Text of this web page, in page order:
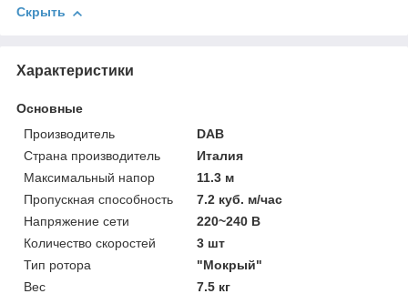
Скрыть
Характеристики
Основные
Производитель
DAB
Страна производитель
Италия
Максимальный напор
11.3 м
Пропускная способность
7.2 куб. м/час
Напряжение сети
220~240 В
Количество скоростей
3 шт
Тип ротора
"Мокрый"
Вес
7.5 кг